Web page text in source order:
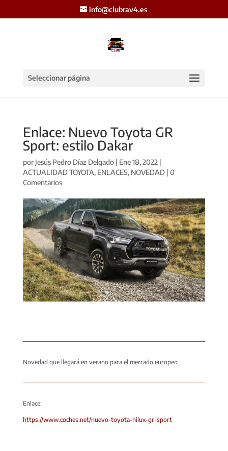
info@clubrav4.es
Seleccionar página
Enlace: Nuevo Toyota GR
Sport: estilo Dakar
por Jesús Pedro Díaz Delgado| Ene 18, 2022|
ACTUALIDAD TOYOTA, ENLACES, NOVEDAD| 0
Comentarios
Novedad que llegará en verano para el mercado europeo
Enlace:
https://www.coches.net/nuevo-toyota-hilux-gr-sport